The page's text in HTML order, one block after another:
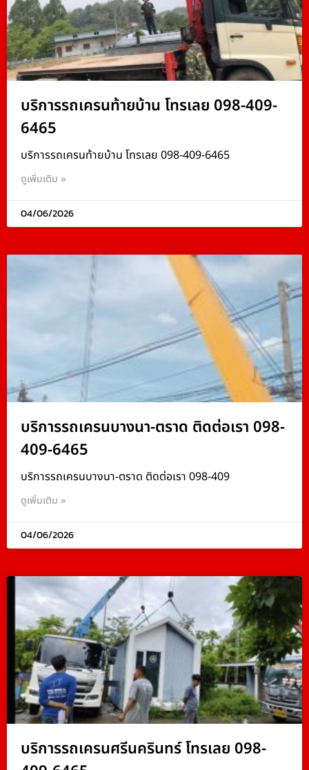
บริการรถเครนท้ายบ้าน โทรเลย 098-409-
6465
บริการรถเครนท้ายบ้าน โทรเลย 098-409-6465
ดูเพิ่มเติม »
04/06/2026
บริการรถเครนบางนา-ตราด ติดต่อเรา 098-
409-6465
บริการรถเครนบางนา-ตราด ติดต่อเรา 098-409
ดูเพิ่มเติม »
04/06/2026
บริการรถเครนศรีนครินทร์ โทรเลย 098-